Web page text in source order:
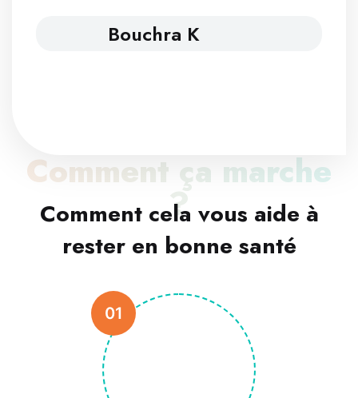
Bouchra K
Comment ça marche
?
Comment cela vous aide à
rester en bonne santé
01